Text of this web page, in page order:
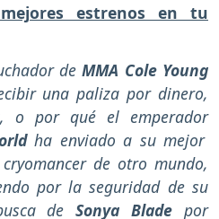
estrenos en tu
deMMA Cole Young
una paliza por dinero,
o por qué el emperador
ha enviado a su mejor
de otro mundo,
por la seguridad de su
de Sonya Blade por